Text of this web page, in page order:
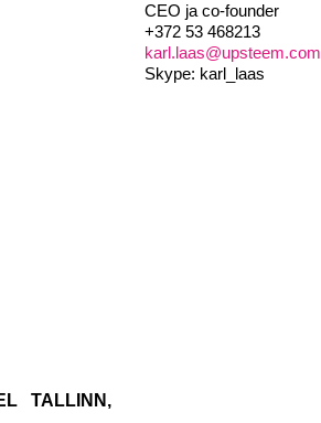
TALLINN,
CEO ja co-founder
+372 53 468213
karl.laas@upsteem.com
Skype: karl_laas